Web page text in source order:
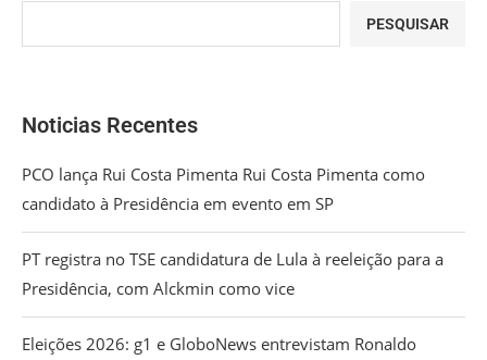
PESQUISAR
Noticias Recentes
PCO lança Rui Costa Pimenta Rui Costa Pimenta como
candidato à Presidência em evento em SP
PT registra no TSE candidatura de Lula à reeleição para a
Presidência, com Alckmin como vice
Eleições 2026: g1 e GloboNews entrevistam Ronaldo